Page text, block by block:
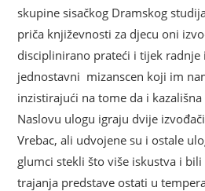
skupine sisačkog Dramskog
priča književnosti za djecu oni
disciplinirano prateći i tijek
jednostavni mizanscen koji im
inzistirajući na tome da i
Naslovu ulogu igraju dvije
Vrebac, ali udvojene su i ostale
glumci stekli što više iskustva i
trajanja predstave ostati u